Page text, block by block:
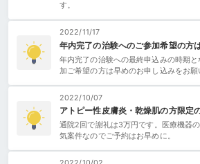
す。
2022/11/17
年内完了の治験へのご参加希望の方
年内完了の治験への最終申込みの時期
加ご希望の方は早めのお申し込みをお願
2022/10/07
アトピー性皮膚炎・乾燥肌の方限定
通院2回で謝礼は3万円です。医療機器
気案件なのでご予約はお早めに。